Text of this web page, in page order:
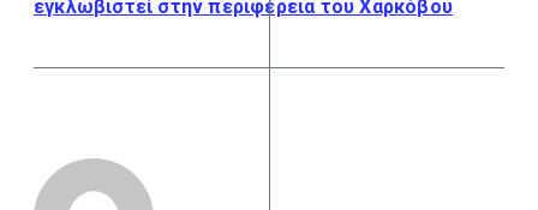
εγκλωβιστεί στην περιφέρεια του Χαρκόβου